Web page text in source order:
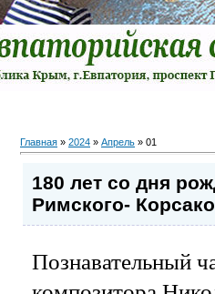
Главная » 2024 » Апрель » 01
180 лет со дня
Римского-
Познавательный